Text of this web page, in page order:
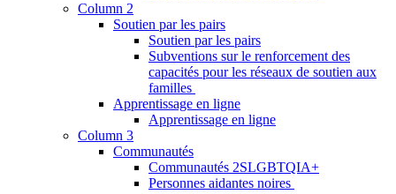
Column 2
Soutien par les pairs
Soutien par les pairs
Subventions sur le renforcement des
capacités pour les réseaux de soutien aux
familles
Apprentissage en ligne
Apprentissage en ligne
Column 3
Communautés
Communautés 2SLGBTQIA+
Personnes aidantes noires